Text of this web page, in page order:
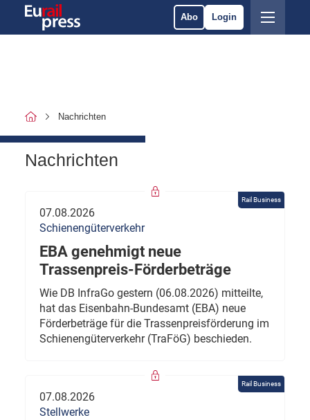
Abo Login
Nachrichten
Nachrichten
Rail Business
07.08.2026
Schienengüterverkehr
EBA genehmigt neue
Trassenpreis-Förderbeträge
Wie DB InfraGo gestern (06.08.2026) mitteilte,
hat das Eisenbahn-Bundesamt (EBA) neue
Förderbeträge für die Trassenpreisförderung im
Schienengüterverkehr (TraFöG) beschieden.
Rail Business
07.08.2026
Stellwerke